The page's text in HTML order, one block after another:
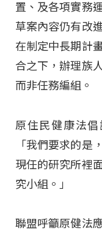
置、及各項實務
草案內容仍有改
在制定中長期計
合之下，辦理族
而非任務編組。
原住民健康法
「我們要求的是
現任的研究所裡
究小組。」
聯盟呼籲原健法